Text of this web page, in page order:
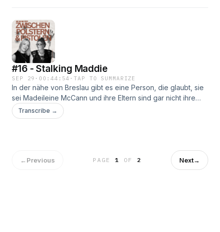
#16 - Stalking Maddie
SEP 29 · 00:44:54 ·TAP TO SUMMARIZE
In der nähe von Breslau gibt es eine Person, die glaubt, sie
sei Madeileine McCann und ihre Eltern sind gar nicht ihre
richtigen Eltern. Wieso denkt sie das? Wurde der Fall
Madeleine McCann gelöst? In dieser Folge sprechen wir
Transcribe →
←Previous PAGE1 OF 2 Next→